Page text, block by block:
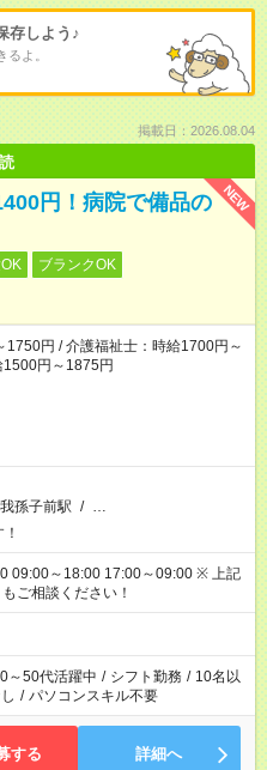
存しよう♪
よ。
掲載日：2026.08.04
NEW
円！病院で備品の
ブランクOK
円 / 介護福祉士：時給1700円～
円～1875円
我孫子前駅 / …
～18:00 17:00～09:00 ※ 上記
ご相談ください！
～50代活躍中 / シフト勤務 / 10名以
/ パソコンスキル不要
する 詳細へ